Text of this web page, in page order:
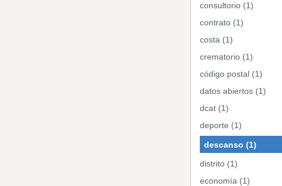
consultorio (1)
contrato (1)
costa (1)
crematorio (1)
código postal (1)
datos abiertos (1)
dcat (1)
deporte (1)
descanso (1)
distrito (1)
economía (1)